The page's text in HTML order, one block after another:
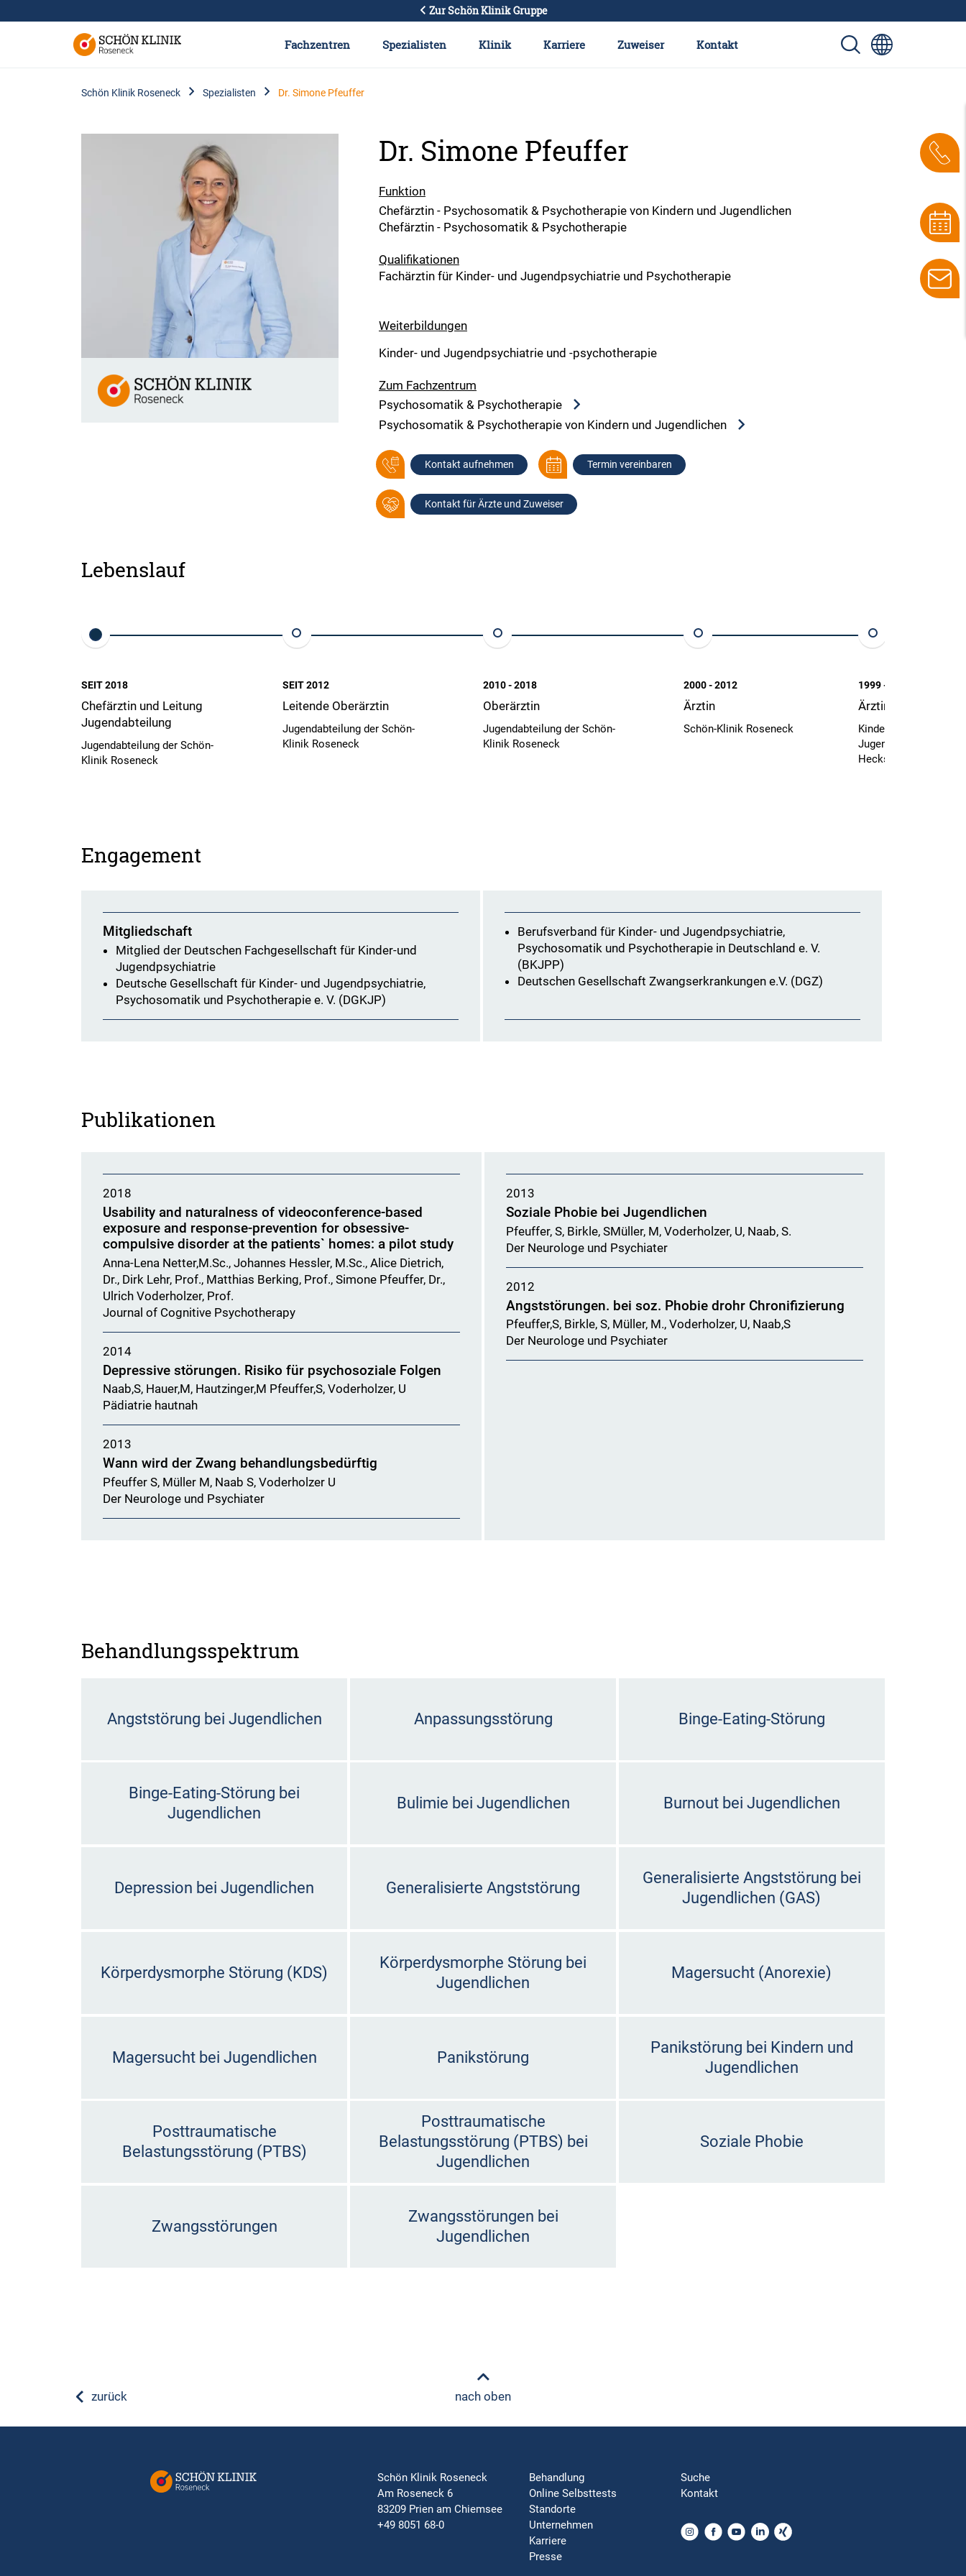
Zur Schön Klinik Gruppe
Fachzentren Spezialisten Klinik Karriere Zuweiser Kontakt
Schön Klinik Roseneck Spezialisten Dr. Simone Pfeuffer
Dr. Simone Pfeuffer
Funktion
Chefärztin - Psychosomatik & Psychotherapie von Kindern und Jugendlichen
Chefärztin - Psychosomatik & Psychotherapie
Qualifikationen
Fachärztin für Kinder- und Jugendpsychiatrie und Psychotherapie
Weiterbildungen
Kinder- und Jugendpsychiatrie und -psychotherapie
Zum Fachzentrum
Psychosomatik & Psychotherapie
Psychosomatik & Psychotherapie von Kindern und Jugendlichen
Kontakt aufnehmen Termin vereinbaren
Kontakt für Ärzte und Zuweiser
Lebenslauf
SEIT 2018
Chefärztin und Leitung
Jugendabteilung
Jugendabteilung der Schön-
Klinik Roseneck
SEIT 2012
Leitende Oberärztin
Jugendabteilung der Schön-
Klinik Roseneck
2010 - 2018
Oberärztin
Jugendabteilung der Schön-
Klinik Roseneck
2000 - 2012
Ärztin
Schön-Klinik Roseneck
1999 - 2010
Ärztin
Kinder-und
Jugendpsychiatrie ,
Heckscher-Klinik,
Engagement
Mitgliedschaft
Mitglied der Deutschen Fachgesellschaft für Kinder-und
Jugendpsychiatrie
Deutsche Gesellschaft für Kinder- und Jugendpsychiatrie,
Psychosomatik und Psychotherapie e. V. (DGKJP)
Berufsverband für Kinder- und Jugendpsychiatrie,
Psychosomatik und Psychotherapie in Deutschland e. V.
(BKJPP)
Deutschen Gesellschaft Zwangserkrankungen e.V. (DGZ)
Publikationen
2018
Usability and naturalness of videoconference-based
exposure and response-prevention for obsessive-
compulsive disorder at the patients` homes: a pilot study
Anna-Lena Netter,M.Sc., Johannes Hessler, M.Sc., Alice Dietrich,
Dr., Dirk Lehr, Prof., Matthias Berking, Prof., Simone Pfeuffer, Dr.,
Ulrich Voderholzer, Prof.
Journal of Cognitive Psychotherapy
2014
Depressive störungen. Risiko für psychosoziale Folgen
Naab,S, Hauer,M, Hautzinger,M Pfeuffer,S, Voderholzer, U
Pädiatrie hautnah
2013
Wann wird der Zwang behandlungsbedürftig
Pfeuffer S, Müller M, Naab S, Voderholzer U
Der Neurologe und Psychiater
2013
Soziale Phobie bei Jugendlichen
Pfeuffer, S, Birkle, SMüller, M, Voderholzer, U, Naab, S.
Der Neurologe und Psychiater
2012
Angststörungen. bei soz. Phobie drohr Chronifizierung
Pfeuffer,S, Birkle, S, Müller, M., Voderholzer, U, Naab,S
Der Neurologe und Psychiater
Behandlungsspektrum
Angststörung bei Jugendlichen Anpassungsstörung Binge-Eating-Störung
Binge-Eating-Störung bei
Jugendlichen
Bulimie bei Jugendlichen Burnout bei Jugendlichen
Depression bei Jugendlichen Generalisierte Angststörung
Generalisierte Angststörung bei
Jugendlichen (GAS)
Körperdysmorphe Störung (KDS)
Körperdysmorphe Störung bei
Jugendlichen
Magersucht (Anorexie)
Magersucht bei Jugendlichen Panikstörung
Panikstörung bei Kindern und
Jugendlichen
Posttraumatische
Belastungsstörung (PTBS)
Posttraumatische
Belastungsstörung (PTBS) bei
Jugendlichen
Soziale Phobie
Zwangsstörungen
Zwangsstörungen bei
Jugendlichen
zurück nach oben
Schön Klinik Roseneck
Am Roseneck 6
83209 Prien am Chiemsee
+49 8051 68-0
Behandlung
Online Selbsttests
Standorte
Unternehmen
Karriere
Presse
Suche
Kontakt